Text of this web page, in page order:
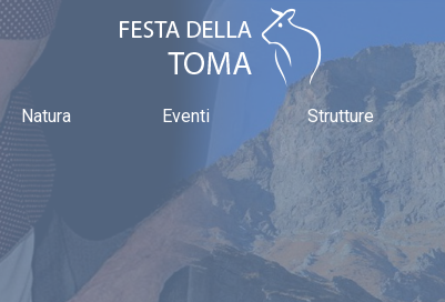
Natura Eventi Strutture